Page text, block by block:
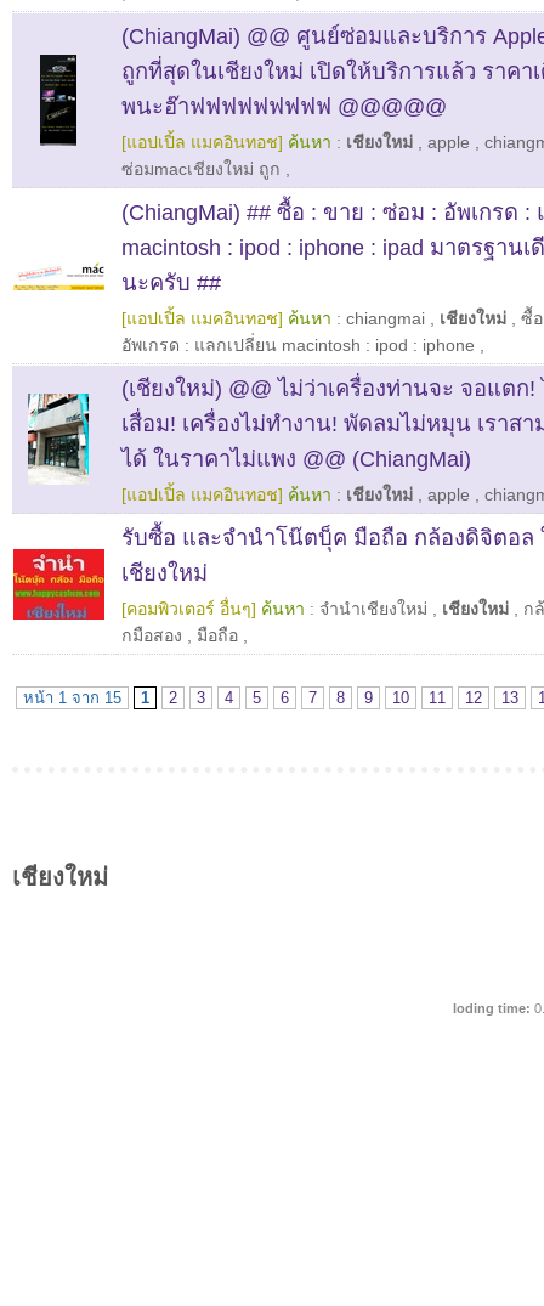
(ChiangMai) @@ ศูนย์ซ่อมและบริการ
ถูกที่สุดในเชียงใหม่ เปิดให้บริการแล้ว ราคา
พนะฮ๊าฟฟฟฟฟฟฟฟฟ @@@@@
[แอปเปิ้ล แมคอินทอช] ค้นหา : เชียงใหม่ apple
ซ่อมmacเชียงใหม่ ถูก
(ChiangMai) ## ซื้อ : ขาย : ซ่อม : อัพเกรด :
macintosh : ipod : iphone : ipad มาตรฐานเ
นะครับ ##
[แอปเปิ้ล แมคอินทอช] ค้นหา : chiangmai เชียงใหม่
ซื้
อัพเกรด : แลกเปลี่ยน macintosh : ipod : iphone
(เชียงใหม่) @@ ไม่ว่าเครื่องท่านจะ จอแตก
เสื่อม! เครื่องไม่ทำงาน! พัดลมไม่หมุน เราส
ได้ ในราคาไม่แพง @@ (ChiangMai)
[แอปเปิ้ล แมคอินทอช] ค้นหา : เชียงใหม่ apple
รับซื้อ และจำนำโน๊ตบุ็ค มือถือ กล้องดิจิตอล
เชียงใหม่
[คอมพิวเตอร์ อื่นๆ] ค้นหา : จำนำเชียงใหม่ เชียงใหม่
ก
กมือสอง
มือถือ
หน้า 1 จาก 15 1 2 3 4 5 6 7 8 9 10 11 12 13
เชียงใหม่
loding time: